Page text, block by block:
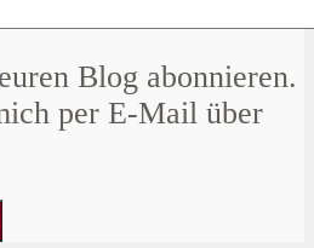
Blog abonnieren.
per E-Mail über